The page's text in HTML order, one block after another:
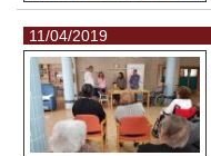
11/04/2019